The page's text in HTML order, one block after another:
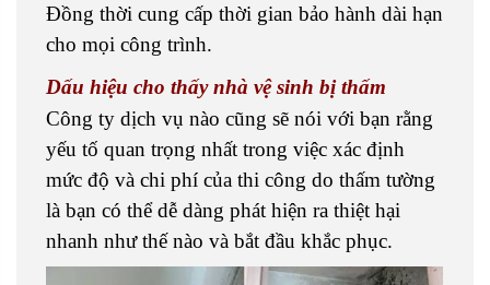
Đồng thời cung cấp thời gian bảo hành dài hạn
cho mọi công trình.
Dấu hiệu cho thấy nhà vệ sinh bị thấm
Công ty dịch vụ nào cũng sẽ nói với bạn rằng
yếu tố quan trọng nhất trong việc xác định
mức độ và chi phí của thi công do thấm tường
là bạn có thể dễ dàng phát hiện ra thiệt hại
nhanh như thế nào và bắt đầu khắc phục.